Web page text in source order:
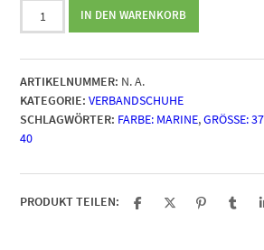
Klettpantolette
Ibiza
Menge
IN DEN WARENKORB
ARTIKELNUMMER: N. A.
KATEGORIE: VERBANDSCHUHE
SCHLAGWÖRTER: FARBE: MARINE,GRÖSSE: 37
0
PRODUKT TEILEN: